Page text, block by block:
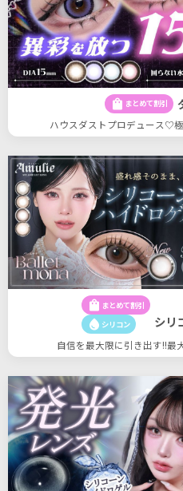
shopping_bag まとめて割引
ハウスダストプロデュース♡
shopping_bag まとめて割引
water_drop シリコン
シリ
自信を最大限に引き出す!!